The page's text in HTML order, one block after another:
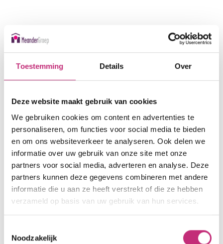
Toestemming Details Over
Deze website maakt gebruik van cookies
We gebruiken cookies om content en advertenties te
personaliseren, om functies voor social media te bieden
en om ons websiteverkeer te analyseren. Ook delen we
informatie over uw gebruik van onze site met onze
partners voor social media, adverteren en analyse. Deze
partners kunnen deze gegevens combineren met andere
informatie die u aan ze heeft verstrekt of die ze hebben
verzameld op basis van uw gebruik van hun services.
Noodzakelijk
Iedereen heeft behoefte
aanaandachten
contact.Helpsaamstaat
altijd klaar voor jou.
Er zijn voor een ander, dat is Helpsaam. Wij bieden je
een luisterend oor. En als dat gewenst is, krijg je
informatie, advies of praktische hulp. Op allerlei
gebieden, want tal van (professionele) organisaties zijn
bij Helpsaam aangesloten. Wij vormen zodoende hét
platform voor informele zorg in deze regio.